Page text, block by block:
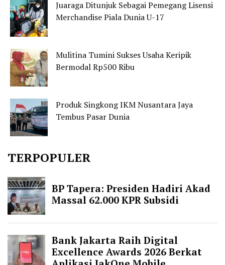
Juaraga Ditunjuk Sebagai Pemegang Lisensi
Merchandise Piala Dunia U-17
Mulitina Tumini Sukses Usaha Keripik
Bermodal Rp500 Ribu
Produk Singkong IKM Nusantara Jaya
Tembus Pasar Dunia
TERPOPULER